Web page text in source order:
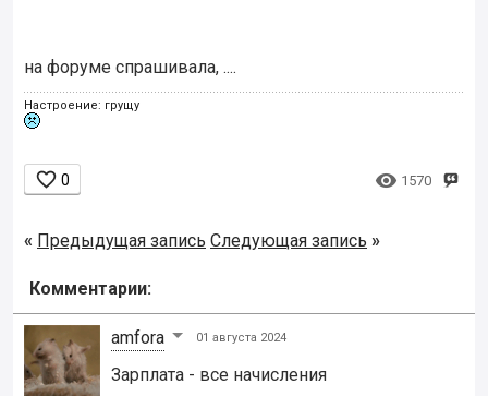
на форуме спрашивала, ....
Настроение: грущу
 0  1570
« Предыдущая запись Следующая запись »
Комментарии:
amfora 01 августа 2024
Зарплата - все начисления